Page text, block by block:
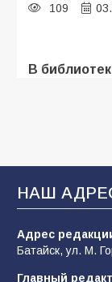
109
В
В Батайске
109
НАШ
Адрес
Батайск, ул. М.
Главный